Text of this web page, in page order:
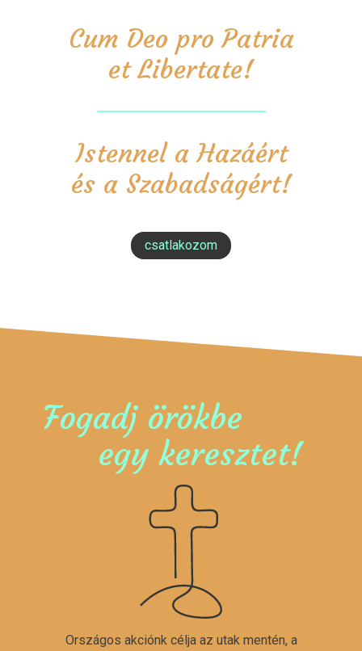
Cum Deo pro Patria
et Libertate!
Istennel a Hazáért
és a Szabadságért!
csatlakozom
Fogadj örökbe
egy keresztet!
Országos akciónk célja az utak mentén, a